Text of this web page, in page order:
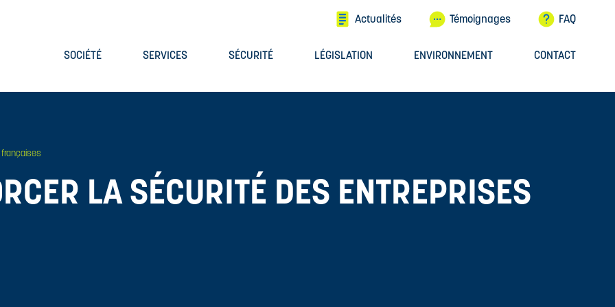
SOCIÉTÉ SERVICES SÉCURITÉ LÉGISLATION ENVIRONNEMENT CONTACT
Actualités Témoignages FAQ
LA SÉCURITÉ DES ENTREPRISES